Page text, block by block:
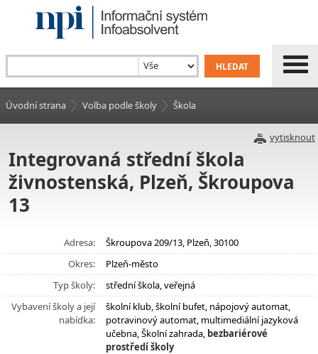
Úvodní strana Volba podle školy Škola
vytisknout
Integrovaná střední škola
živnostenská, Plzeň, Škroupova
13
Adresa:
Škroupova 209/13, Plzeň, 30100
Okres:
Plzeň-město
Typ školy:
střední škola, veřejná
Vybavení školy a její
nabídka:
školní klub, školní bufet, nápojový automat,
potravinový automat, multimediální jazyková
učebna, Školní zahrada, bezbariérové
prostředí školy